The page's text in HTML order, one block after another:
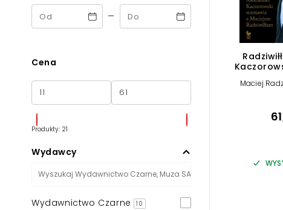
-
Cena
Produkty: 21
Wydawcy
Wydawnictwo Czarne 10
Maciej